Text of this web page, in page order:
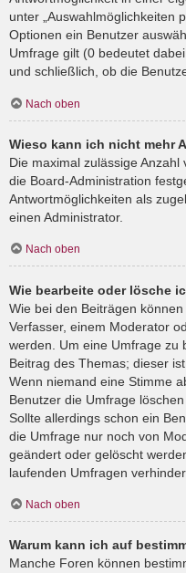
unter „Auswahlmöglichkeiten
Optionen ein Benutzer
Umfrage gilt (0 bedeutet
und schließlich, ob die
Nach oben
Wieso kann ich nicht mehr
Die maximal zulässige
die Board-Administration
Antwortmöglichkeiten als
einen Administrator.
Nach oben
Wie bearbeite oder lösche
Wie bei den Beiträgen
Verfasser, einem Moderator
werden. Um eine Umfrage zu
Beitrag des Themas; dieser
Wenn niemand eine Stimme
Benutzer die Umfrage
Sollte allerdings schon ein
die Umfrage nur noch von
geändert oder gelöscht
laufenden Umfragen
Nach oben
Warum kann ich auf
Manche Foren können